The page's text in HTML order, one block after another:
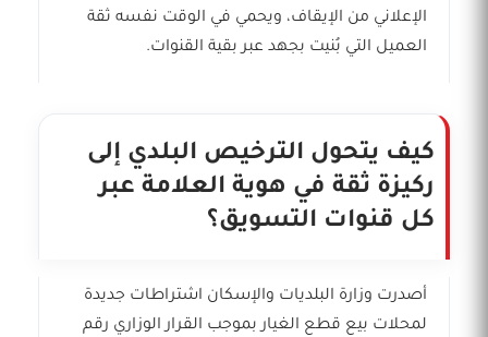
الإعلاني من الإيقاف، ويحمي في الوقت نفسه ثقة
العميل التي بُنيت بجهد عبر بقية القنوات.
كيف يتحول الترخيص البلدي إلى
ركيزة ثقة في هوية العلامة عبر
كل قنوات التسويق؟
أصدرت وزارة البلديات والإسكان اشتراطات جديدة
لمحلات بيع قطع الغيار بموجب القرار الوزاري رقم